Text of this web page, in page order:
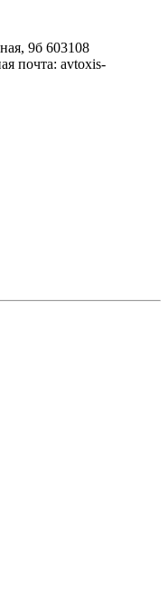
9б 603108
почта: avtoxis-